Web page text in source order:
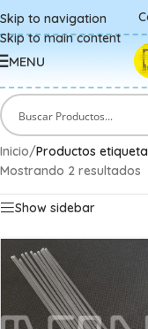
Skip to navigation
Skip to main content
MENU
Inicio/Productos
Mostrando 2 resultados
Show sidebar